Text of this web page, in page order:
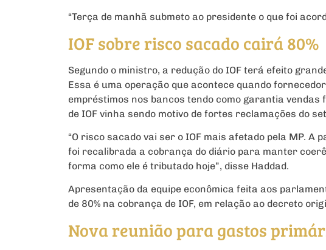
“Terça de manhã submeto ao presidente o que foi
IOF sobre risco sacado cairá 80%
Segundo o ministro, a redução do IOF terá efeito
Essa é uma operação que acontece quando
empréstimos nos bancos tendo como garantia
de IOF vinha sendo motivo de fortes reclamações do
“O risco sacado vai ser o IOF mais afetado pela MP. A
foi recalibrada a cobrança do diário para manter
forma como ele é tributado hoje”, disse Haddad.
Apresentação da equipe econômica feita aos
de 80% na cobrança de IOF, em relação ao decreto
Nova reunião para gastos